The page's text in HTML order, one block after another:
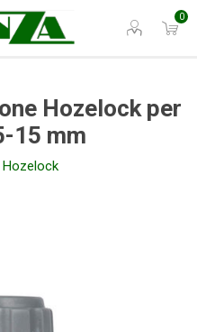
0
Hozelock per
15 mm
Hozelock